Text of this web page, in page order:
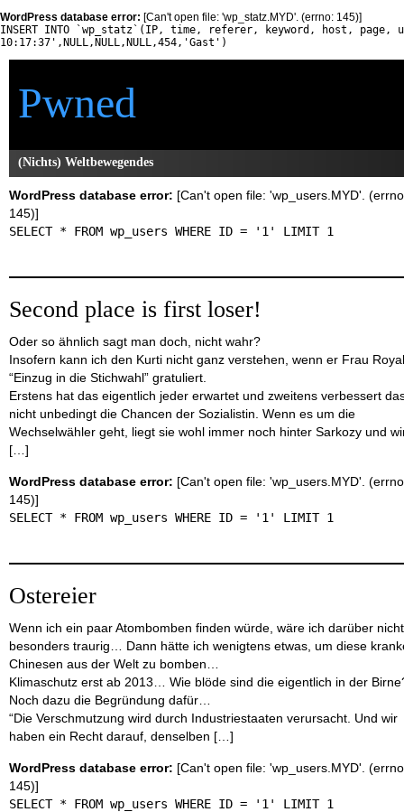
WordPress database error: [Can't open file: 'wp_statz.MYD'. (errno: 145)]
INSERT INTO `wp_statz`(IP, time, referer, keyword, host, page,
10:17:37',NULL,NULL,NULL,454,'Gast')
Pwned
(Nichts) Weltbewegendes
WordPress database error: [Can't open file: 'wp_users.MYD'.
145)]
SELECT * FROM wp_users WHERE ID = '1' LIMIT 1
Second place is first loser!
Oder so ähnlich sagt man doch, nicht wahr?
Insofern kann ich den Kurti nicht ganz verstehen, wenn er Frau
“Einzug in die Stichwahl” gratuliert.
Erstens hat das eigentlich jeder erwartet und zweitens verbessert
nicht unbedingt die Chancen der Sozialistin. Wenn es um die
Wechselwähler geht, liegt sie wohl immer noch hinter Sarkozy und
[…]
WordPress database error: [Can't open file: 'wp_users.MYD'.
145)]
SELECT * FROM wp_users WHERE ID = '1' LIMIT 1
Ostereier
Wenn ich ein paar Atombomben finden würde, wäre ich darüber nicht
besonders traurig… Dann hätte ich wenigtens etwas, um diese
Chinesen aus der Welt zu bomben…
Klimaschutz erst ab 2013… Wie blöde sind die eigentlich in der
Noch dazu die Begründung dafür…
“Die Verschmutzung wird durch Industriestaaten verursacht. Und wir
haben ein Recht darauf, denselben […]
WordPress database error: [Can't open file: 'wp_users.MYD'.
145)]
SELECT * FROM wp_users WHERE ID = '1' LIMIT 1